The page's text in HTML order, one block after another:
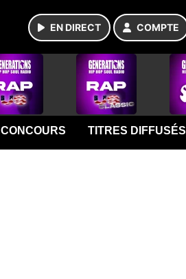
EN DIRECT COMPTE
CONCOURS TITRES DIFFUSÉS